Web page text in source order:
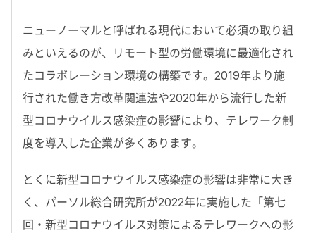
ニューノーマルと呼ばれる現代において必須の取り組
みといえるのが、リモート型の労働環境に最適化され
たコラボレーション環境の構築です。2019年より施
行された働き方改革関連法や2020年から流行した新
型コロナウイルス感染症の影響により、テレワーク制
度を導入した企業が多くあります。
とくに新型コロナウイルス感染症の影響は非常に大き
く、パーソル総合研究所が2022年に実施した「第七
回・新型コロナウイルス対策によるテレワークへの影